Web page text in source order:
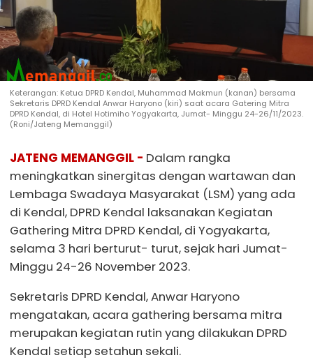
Keterangan: Ketua DPRD Kendal, Muhammad Makmun (kanan) bersama
Sekretaris DPRD Kendal Anwar Haryono (kiri) saat acara Gatering Mitra
DPRD Kendal, di Hotel Hotimiho Yogyakarta, Jumat- Minggu 24-26/11/2023.
(Roni/Jateng Memanggil)
JATENG MEMANGGIL - Dalam rangka
meningkatkan sinergitas dengan wartawan dan
Lembaga Swadaya Masyarakat (LSM) yang ada
di Kendal, DPRD Kendal laksanakan Kegiatan
Gathering Mitra DPRD Kendal, di Yogyakarta,
selama 3 hari berturut- turut, sejak hari Jumat-
Minggu 24-26 November 2023.
Sekretaris DPRD Kendal, Anwar Haryono
mengatakan, acara gathering bersama mitra
merupakan kegiatan rutin yang dilakukan DPRD
Kendal setiap setahun sekali.